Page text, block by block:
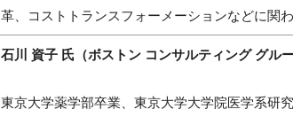
革、コストトランスフォーメーションなどに関
石川 資子 氏（ボストン コンサルティング グル
東京大学薬学部卒業、東京大学大学院医学系研究